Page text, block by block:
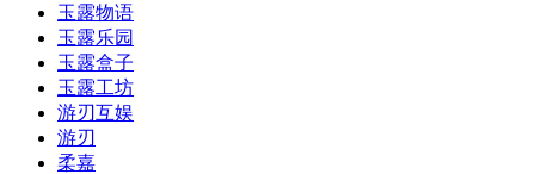
玉露物语
玉露乐园
玉露盒子
玉露工坊
游刃互娱
游刃
柔嘉